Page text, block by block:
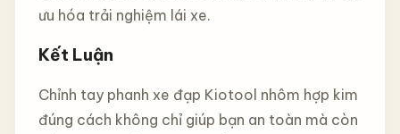
ưu hóa trải nghiệm lái xe.
Kết Luận
Chỉnh tay phanh xe đạp Kiotool nhôm hợp kim
đúng cách không chỉ giúp bạn an toàn mà còn